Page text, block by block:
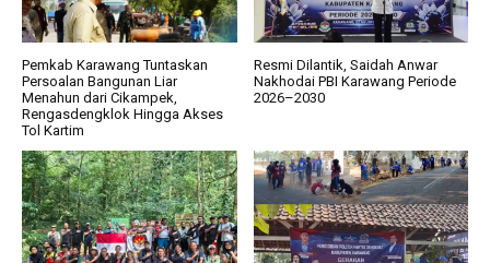
Pemkab Karawang Tuntaskan
Persoalan Bangunan Liar
Menahun dari Cikampek,
Rengasdengklok Hingga Akses
Tol Kartim
Resmi Dilantik, Saidah Anwar
Nakhodai PBI Karawang Periode
2026–2030